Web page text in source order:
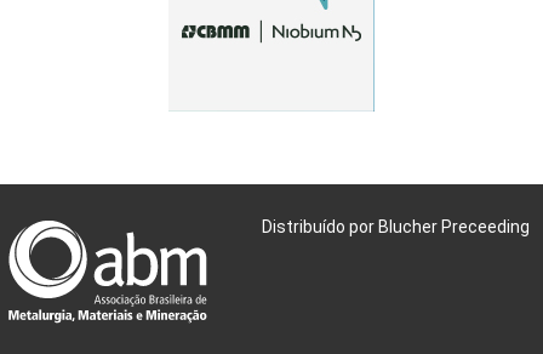
Distribuído por Blucher Preceeding